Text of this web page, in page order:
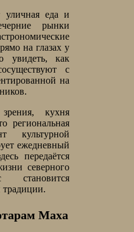
уличная еда и
рынки
на глазах у
увидеть, как
с
на
кухня
региональная
культурной
ежедневный
передаётся
северного
Маха